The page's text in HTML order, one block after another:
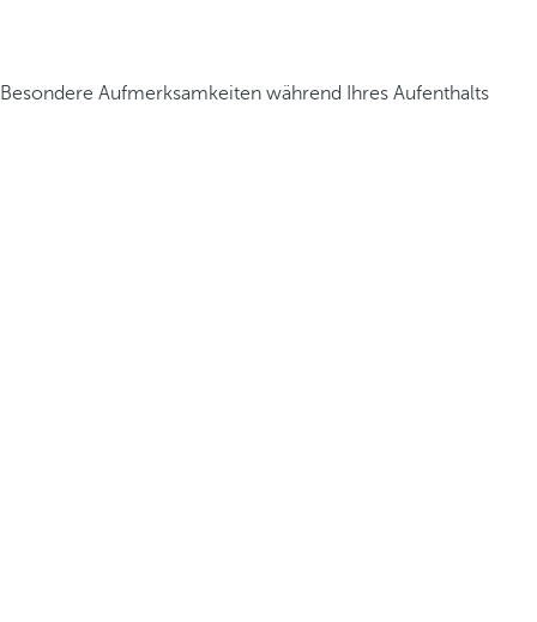
Besondere Aufmerksamkeiten während Ihres Aufenthalts